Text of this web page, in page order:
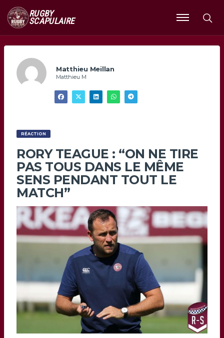
RUGBY
SCAPULAIRE
Ouvrir
le
Matthieu Meillan
Matthieu M
RÉACTION
RORY TEAGUE : “ON NE TIRE
PAS TOUS DANS LE MÊME
SENS PENDANT TOUT LE
MATCH”